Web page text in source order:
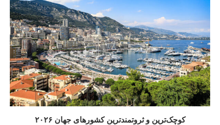
کوچک‌ترین و ثروتمندترین کشورهای جهان ۲۰۲۶